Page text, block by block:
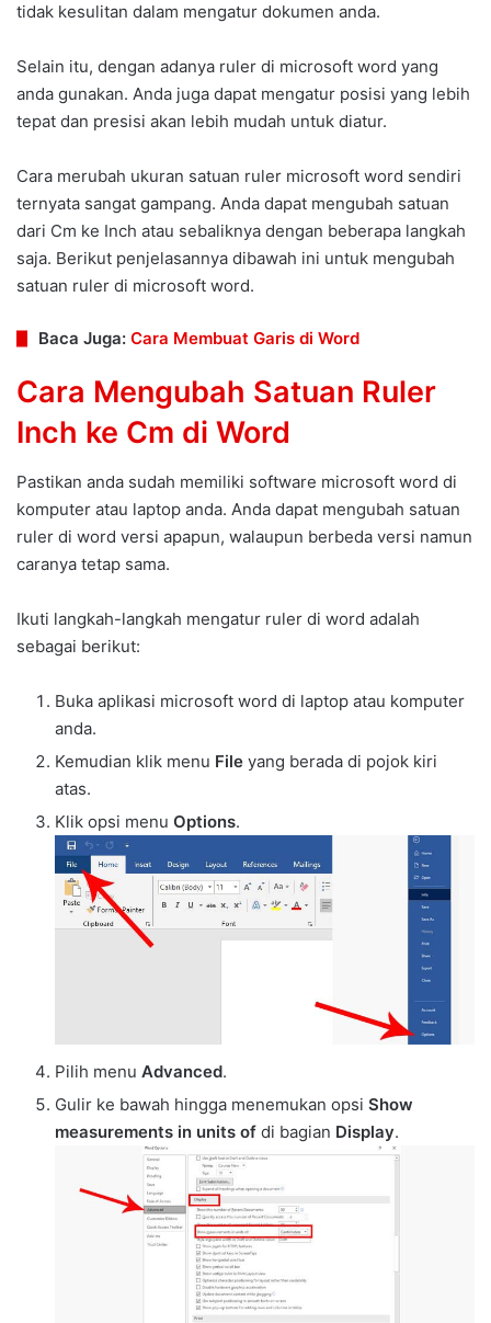
tidak kesulitan dalam mengatur dokumen anda.
Selain itu, dengan adanya ruler di microsoft word yang
anda gunakan. Anda juga dapat mengatur posisi yang lebih
tepat dan presisi akan lebih mudah untuk diatur.
Cara merubah ukuran satuan ruler microsoft word sendiri
ternyata sangat gampang. Anda dapat mengubah satuan
dari Cm ke Inch atau sebaliknya dengan beberapa langkah
saja. Berikut penjelasannya dibawah ini untuk mengubah
satuan ruler di microsoft word.
Baca Juga: Cara Membuat Garis di Word
Cara Mengubah Satuan Ruler
Inch ke Cm di Word
Pastikan anda sudah memiliki software microsoft word di
komputer atau laptop anda. Anda dapat mengubah satuan
ruler di word versi apapun, walaupun berbeda versi namun
caranya tetap sama.
Ikuti langkah-langkah mengatur ruler di word adalah
sebagai berikut:
Buka aplikasi microsoft word di laptop atau komputer
anda.
Kemudian klik menu File yang berada di pojok kiri
atas.
Klik opsi menu Options.
Pilih menu Advanced.
Gulir ke bawah hingga menemukan opsi Show
measurements in units of di bagian Display.